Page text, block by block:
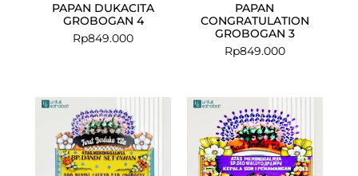
PAPAN DUKACITA
GROBOGAN 4
Rp849.000
PAPAN
CONGRATULATION
GROBOGAN 3
Rp849.000
was:
Rp890.000.
price
is:
Rp845.000.